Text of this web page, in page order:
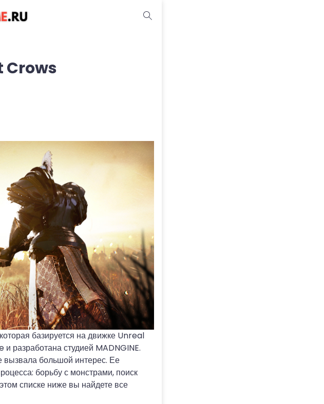
Crows
базируется на движке Unreal
студией MADNGINE.
вызвала большой интерес. Ее
борьбу с монстрами, поиск
списке ниже вы найдете все